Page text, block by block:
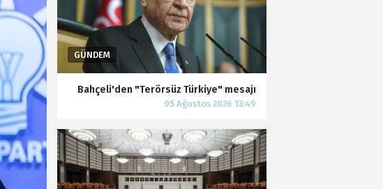
Bahçeli'den "Terörsüz Türkiye" mesajı